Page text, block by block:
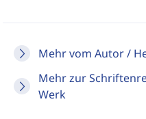
Mehr vom Autor /
Mehr zur
Werk